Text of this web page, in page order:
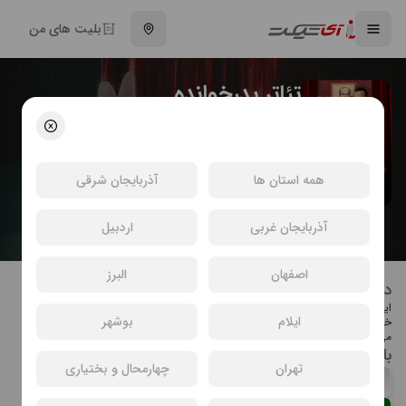
بلیت های من
همه استان ها آذربایجان شرقی
آذربایجان غربی اردبیل
اصفهان البرز
ایلام بوشهر
تهران چهارمحال و بختیاری
تئاتر پدرخوانده
درباره تئاتر پدرخوانده
این نمایش کمدی در مجتمع تجاری سینمایی معین مال اجرا میشود.
خلاصه داستان: یک شب پسر خانواده پدر خود را در خواب می‌بیند و رازهایی برملا
می‌شود.
بازیگران تئاتر پدرخوانده
محمد ملکی